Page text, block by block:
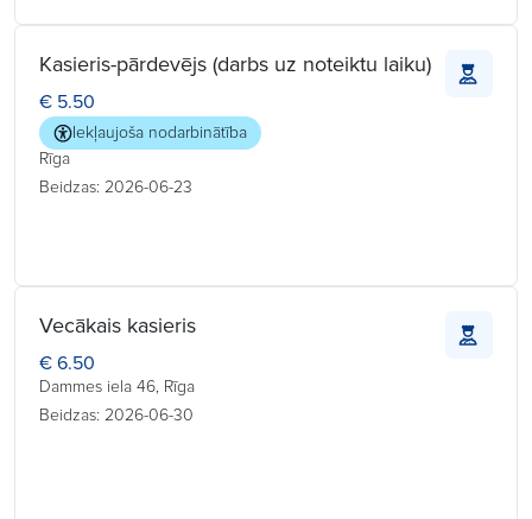
Kasieris-pārdevējs (darbs uz noteiktu laiku)
€ 5.50
Iekļaujoša nodarbinātība
Rīga
Beidzas: 2026-06-23
Vecākais kasieris
€ 6.50
Dammes iela 46, Rīga
Beidzas: 2026-06-30